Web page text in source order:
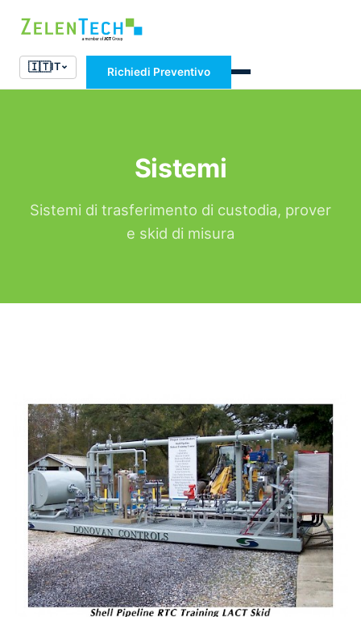
🇮🇹IT Richiedi Preventivo
Sistemi
Sistemi di trasferimento di custodia, prover
e skid di misura